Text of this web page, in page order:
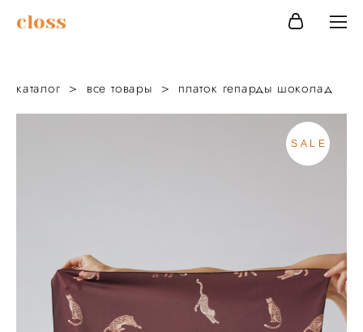
сloss
каталог > все товары > платок гепарды шоколад
SALE